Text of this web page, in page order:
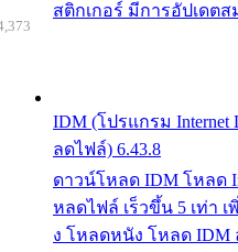
สติกเกอร์ มีการอัปเดตส
IDM (โปรแกรม Internet
ลดไฟล์) 6.43.8
ดาวน์โหลด IDM โหลด
หลดไฟล์ เร็วขึ้น 5 เท่า
ง โหลดหนัง โหลด IDM